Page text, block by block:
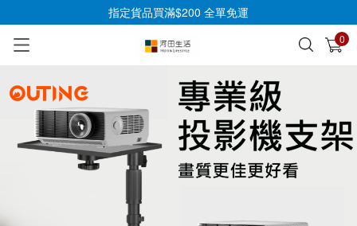
指定貨品買滿$200 全單免運
0
已加入購物車 查看